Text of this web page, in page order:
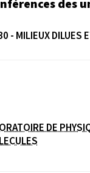
des
- MILIEUX DILUES
DE